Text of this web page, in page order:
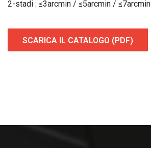
2-stadi : ≤3arcmin / ≤5arcmin / ≤7arcmin
SCARICA IL CATALOGO (PDF)